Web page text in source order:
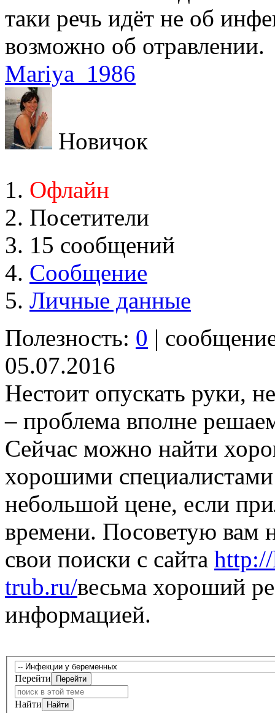
таки речь идёт не об
возможно об отравлении.
Mariya_1986
Новичок
Офлайн
Посетители
15 сообщений
Сообщение
Личные данные
Полезность: 0 |
05.07.2016
Нестоит опускать руки,
– проблема вполне
Сейчас можно найти
хорошими
небольшой цене, если
времени. Посоветую вам
свои поиски с сайта
trub.ru/весьма хороший
информацией.
Перейти
Найти